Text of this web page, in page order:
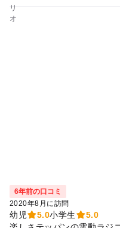
6年前の口コミ
2020年8月に訪問
幼児 5.0小学生
5.0